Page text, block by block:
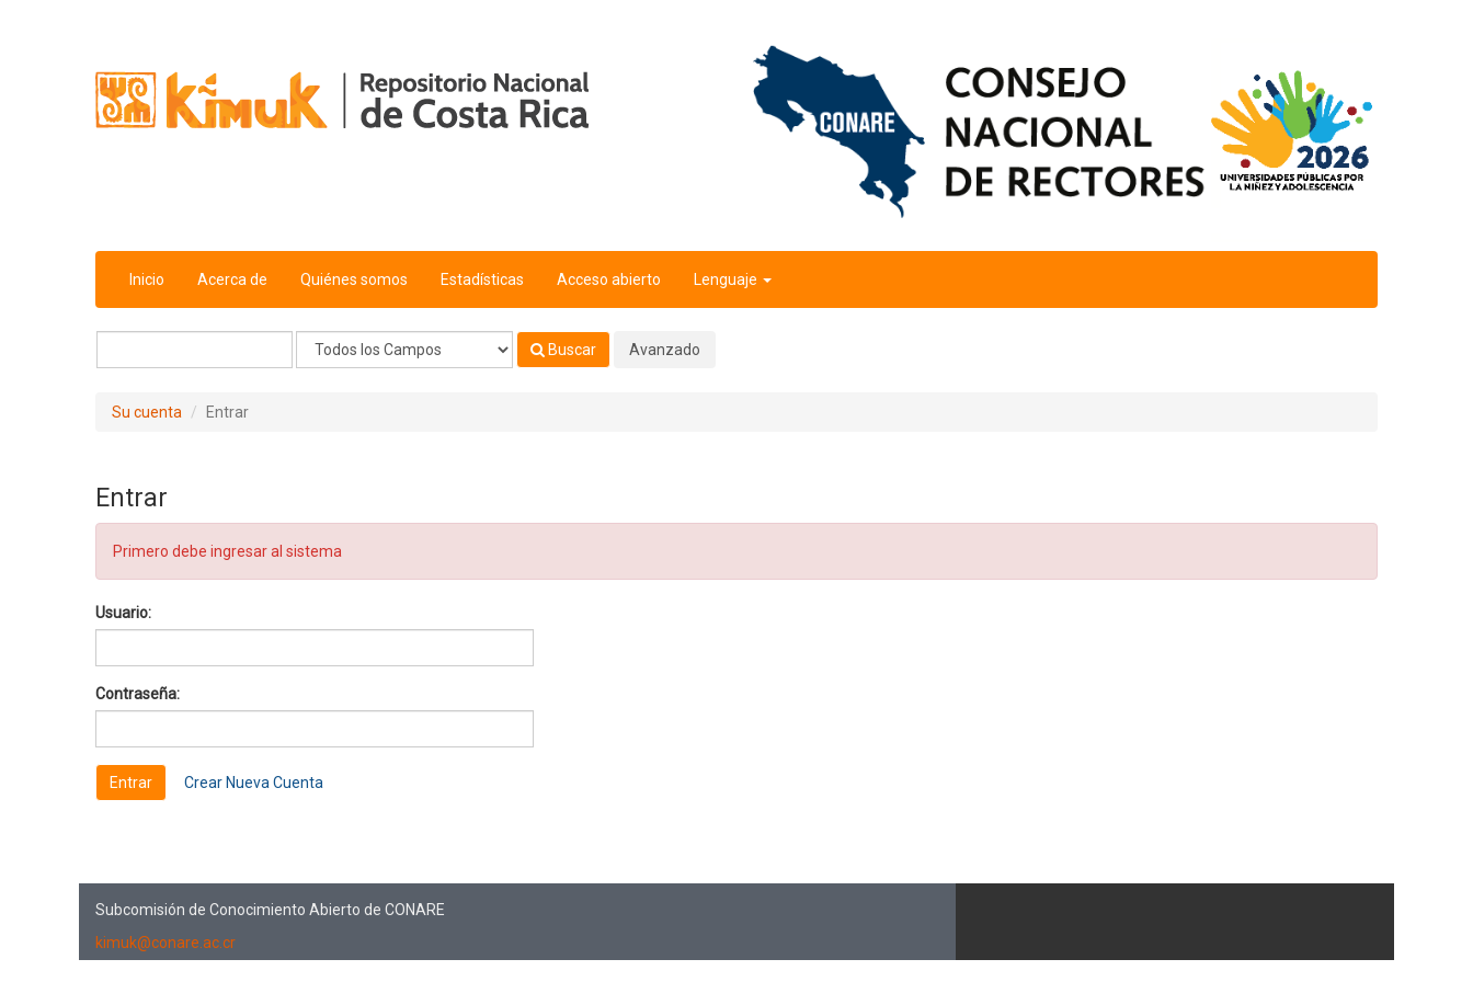
Inicio Acerca de Quiénes somos Estadísticas Acceso abierto Lenguaje
Buscar Avanzado
Su cuenta Entrar
Entrar
Primero debe ingresar al sistema
Usuario:
Contraseña:
Crear Nueva Cuenta
Subcomisión de Conocimiento Abierto de CONARE
kimuk@conare.ac.cr